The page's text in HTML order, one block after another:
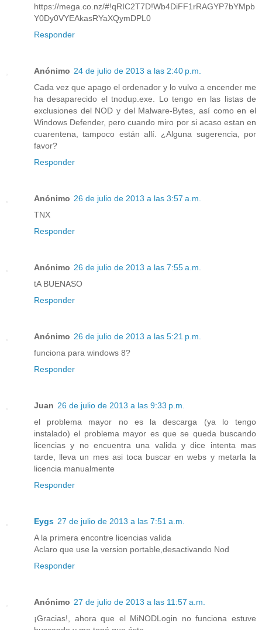
https://mega.co.nz/#!qRIC2T7D!Wb4DiFF1rRAGYP7bYMpb
Y0Dy0VYEAkasRYaXQymDPL0
Responder
Anónimo 24 de julio de 2013 a las 2:40 p.m.
Cada vez que apago el ordenador y lo vulvo a encender me
ha desaparecido el tnodup.exe. Lo tengo en las listas de
exclusiones del NOD y del Malware-Bytes, así como en el
Windows Defender, pero cuando miro por si acaso estan en
cuarentena, tampoco están allí. ¿Alguna sugerencia, por
favor?
Responder
Anónimo 26 de julio de 2013 a las 3:57 a.m.
TNX
Responder
Anónimo 26 de julio de 2013 a las 7:55 a.m.
tA BUENASO
Responder
Anónimo 26 de julio de 2013 a las 5:21 p.m.
funciona para windows 8?
Responder
Juan 26 de julio de 2013 a las 9:33 p.m.
el problema mayor no es la descarga (ya lo tengo
instalado) el problema mayor es que se queda buscando
licencias y no encuentra una valida y dice intenta mas
tarde, lleva un mes asi toca buscar en webs y metarla la
licencia manualmente
Responder
Eygs 27 de julio de 2013 a las 7:51 a.m.
A la primera encontre licencias valida
Aclaro que use la version portable,desactivando Nod
Responder
Anónimo 27 de julio de 2013 a las 11:57 a.m.
¡Gracias!, ahora que el MiNODLogin no funciona estuve